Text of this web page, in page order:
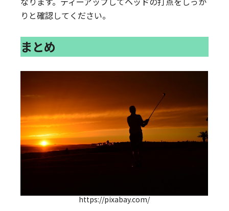
りと確認してください。
まとめ
https://pixabay.com/